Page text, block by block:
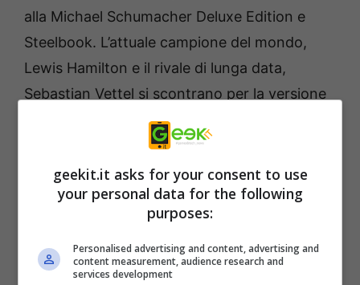
alla Michael Schumacher Deluxe Edition e
Steelbook. L’attuale campione del mondo,
Lewis Hamilton e il rivale di lunga data,
Sebastian Vettel si scontrano per la versione
“internazionale” che comprende i mercati di
Regno Unito, Germania e Stati Uniti. Charles
Leclerc e Max Verstappen rappresentano
Francia, Italia e Benelux, con Carlos Sainz e
Sergio Perez al centro della scena in Spagna
e Messico. L’esperto Kimi Räikkönen e Daniel
Ricciardo sono stati scelti per la Polonia e
geekit.it asks for your consent to use
your personal data for the following
purposes:
Personalised advertising and content, advertising and
content measurement, audience research and
services development